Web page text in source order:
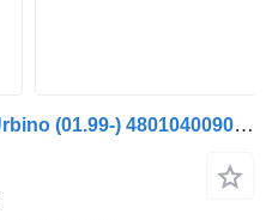
EBS модулатор WABCO Urbino (01.99-) 4801040090 за автобус Solaris Urbino, Alpino, Vacanza (1999-)